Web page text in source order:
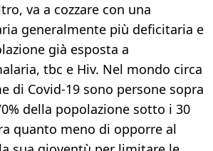
va a cozzare con una
generalmente più deficitaria e
già esposta a
tbc e Hiv. Nel mondo circa
di Covid-19 sono persone sopra
della popolazione sotto i 30
quanto meno di opporre al